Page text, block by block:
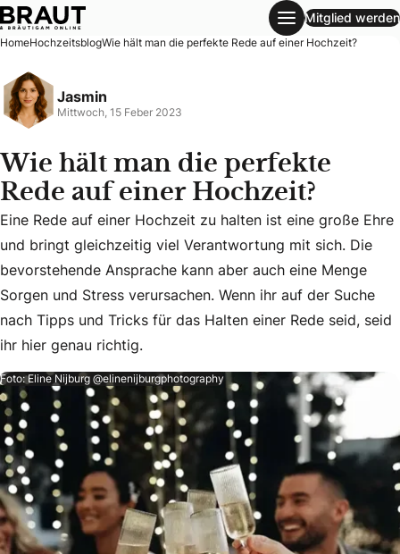
Wie hält man die perfekte Rede auf einer Hochzeit?
Mitglied werden
HomeHochzeitsblogWie hält man die perfekte Rede auf einer Hochzeit?
Jasmin
Mittwoch, 15 Feber 2023
Wie hält man die perfekte
Rede auf einer Hochzeit?
Eine Rede auf einer Hochzeit zu halten ist eine große
Eine Rede auf einer Hochzeit zu halten ist eine große Ehre
und bringt gleichzeitig viel Verantwortung mit sich. Die
bevorstehende Ansprache kann aber auch eine Menge
Sorgen und Stress verursachen. Wenn ihr auf der Suche
nach Tipps und Tricks für das Halten einer Rede seid, seid
ihr hier genau richtig.
Foto: Eline Nijburg @elinenijburgphotography